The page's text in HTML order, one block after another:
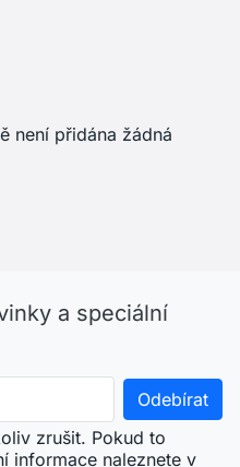
není přidána žádná
a speciální
zrušit. Pokud to
informace naleznete v